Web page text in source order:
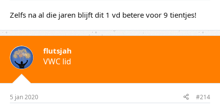
Zelfs na al die jaren blijft dit 1 vd betere voor 9 tientjes!
flutsjah
VWC lid
5 jan 2020 #214